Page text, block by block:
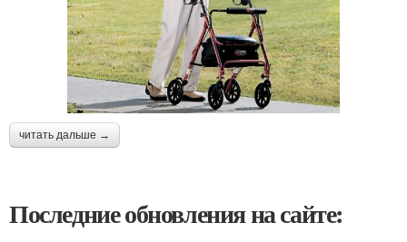
читать дальше →
Последние обновления на сайте: